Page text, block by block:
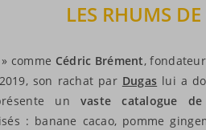
LES RHUMS
comme Cédric Brément,
son rachat par Dugas lui a
un vaste catalogue
: banane cacao, pomme